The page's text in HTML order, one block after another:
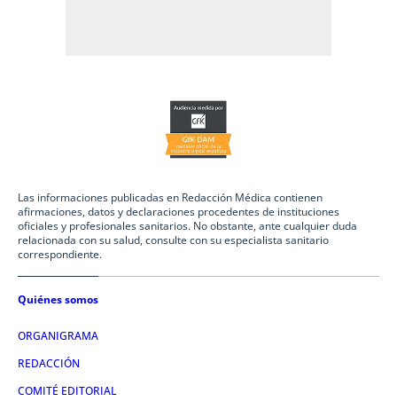
Las informaciones publicadas en Redacción Médica contienen
afirmaciones, datos y declaraciones procedentes de instituciones
oficiales y profesionales sanitarios. No obstante, ante cualquier duda
relacionada con su salud, consulte con su especialista sanitario
correspondiente.
Quiénes somos
ORGANIGRAMA
REDACCIÓN
COMITÉ EDITORIAL